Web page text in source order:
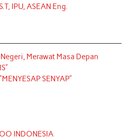
IPU, ASEAN Eng.
Merawat Masa Depan
SENYAP”
INDONESIA